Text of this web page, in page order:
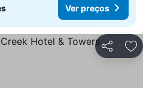
Ver preços
Partilhar